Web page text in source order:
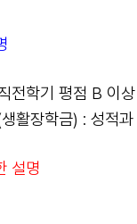
전학기 평점 B 이
활장학금) : 성적
설명